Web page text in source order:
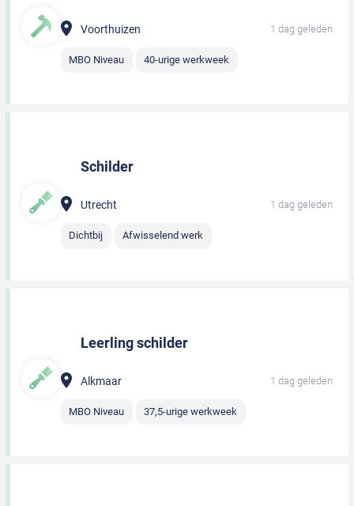
Voorthuizen 1 dag geleden
MBO Niveau 40-urige werkweek
Schilder
Utrecht 1 dag geleden
Dichtbij Afwisselend werk
Leerling schilder
Alkmaar 1 dag geleden
MBO Niveau 37,5-urige werkweek